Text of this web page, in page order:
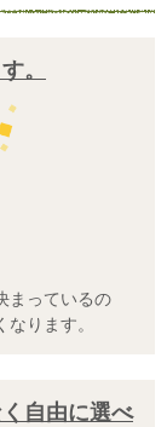
。
まっているの
ります。
自由に選べ